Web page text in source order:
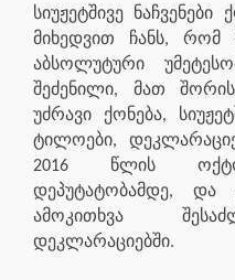
სიუჟეტშივე
მიხედვით ჩანს, რომ
აბსოლუტური
შეძენილი, მათ
უძრავი ქონება,
ტილოები,
2016 წლის
დეპუტატობამდე, და
ამოკითხვა
დეკლარაციებში.